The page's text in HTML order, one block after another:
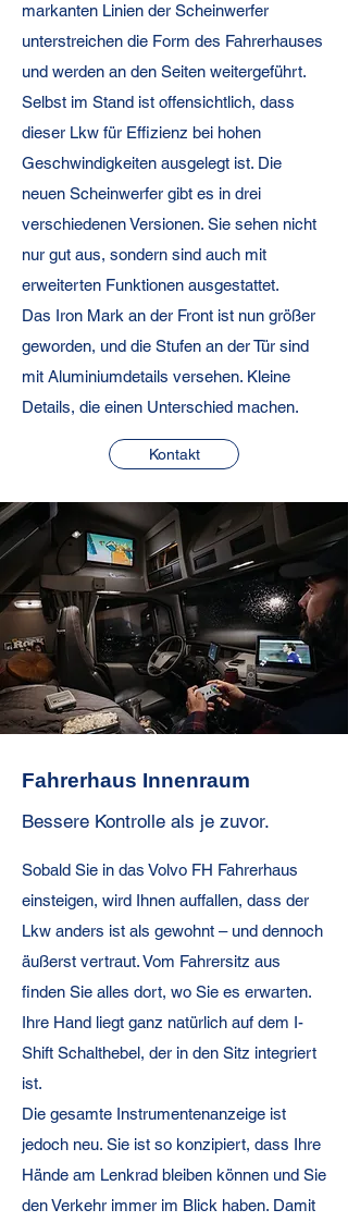
markanten Linien der Scheinwerfer
unterstreichen die Form des Fahrerhauses
und werden an den Seiten weitergeführt.
Selbst im Stand ist offensichtlich, dass
dieser Lkw für Effizienz bei hohen
Geschwindigkeiten ausgelegt ist. Die
neuen Scheinwerfer gibt es in drei
verschiedenen Versionen. Sie sehen nicht
nur gut aus, sondern sind auch mit
erweiterten Funktionen ausgestattet.
Das Iron Mark an der Front ist nun größer
geworden, und die Stufen an der Tür sind
mit Aluminiumdetails versehen. Kleine
Details, die einen Unterschied machen.
Kontakt
Fahrerhaus Innenraum
Bessere Kontrolle als je zuvor.
Sobald Sie in das Volvo FH Fahrerhaus
einsteigen, wird Ihnen auffallen, dass der
Lkw anders ist als gewohnt – und dennoch
äußerst vertraut. Vom Fahrersitz aus
finden Sie alles dort, wo Sie es erwarten.
Ihre Hand liegt ganz natürlich auf dem I-
Shift Schalthebel, der in den Sitz integriert
ist.
Die gesamte Instrumentenanzeige ist
jedoch neu. Sie ist so konzipiert, dass Ihre
Hände am Lenkrad bleiben können und Sie
den Verkehr immer im Blick haben. Damit